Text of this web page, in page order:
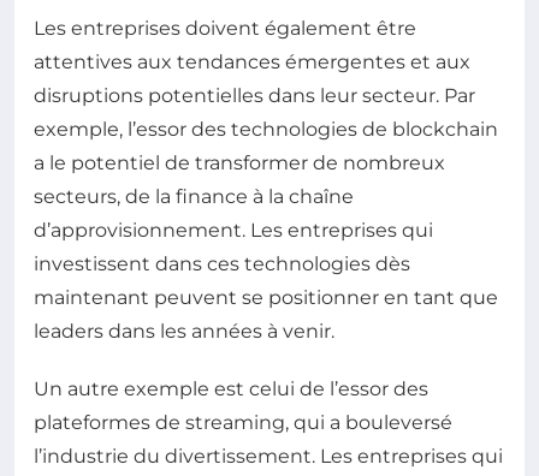
Les entreprises doivent également être
attentives aux tendances émergentes et aux
disruptions potentielles dans leur secteur. Par
exemple, l’essor des technologies de blockchain
a le potentiel de transformer de nombreux
secteurs, de la finance à la chaîne
d’approvisionnement. Les entreprises qui
investissent dans ces technologies dès
maintenant peuvent se positionner en tant que
leaders dans les années à venir.
Un autre exemple est celui de l’essor des
plateformes de streaming, qui a bouleversé
l’industrie du divertissement. Les entreprises qui